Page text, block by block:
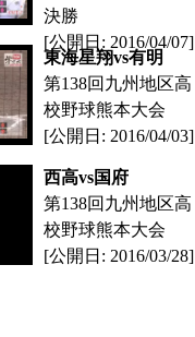
決勝
[公開日: 2016/04/07]
東海星翔vs有明
第138回九州地区高
校野球熊本大会
[公開日: 2016/04/03]
西高vs国府
第138回九州地区高
校野球熊本大会
[公開日: 2016/03/28]